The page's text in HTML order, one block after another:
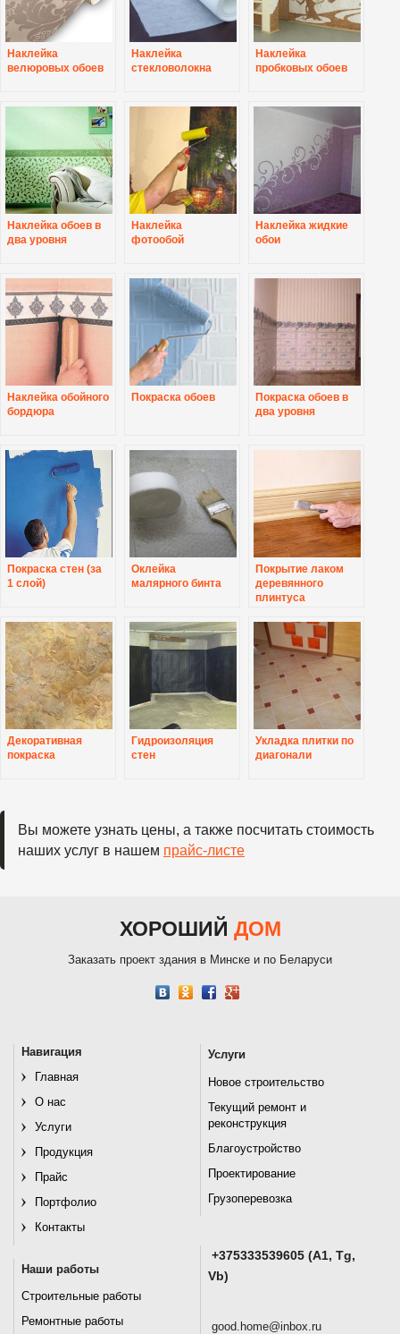
Наклейка
велюровых обоев
Наклейка
стекловолокна
Наклейка
пробковых обоев
Наклейка обоев в
два уровня
Наклейка
фотообой
Наклейка жидкие
обои
Наклейка обойного
бордюра
Покраска обоев
Покраска обоев в
два уровня
Покраска стен (за
1 слой)
Оклейка
малярного бинта
Покрытие лаком
деревянного
плинтуса
Декоративная
покраска
Гидроизоляция
стен
Укладка плитки по
диагонали
Вы можете узнать цены, а также посчитать стоимость
наших услуг в нашем прайс-листе
ХОРОШИЙ ДОМ
Заказать проект здания в Минске и по Беларуси
Навигация
Главная
О нас
Услуги
Продукция
Прайс
Портфолио
Контакты
Услуги
Новое строительство
Текущий ремонт и
реконструкция
Благоустройство
Проектирование
Грузоперевозка
Наши работы
Строительные работы
Ремонтные работы
+375333539605 (A1, Tg,
Vb)
good.home@inbox.ru